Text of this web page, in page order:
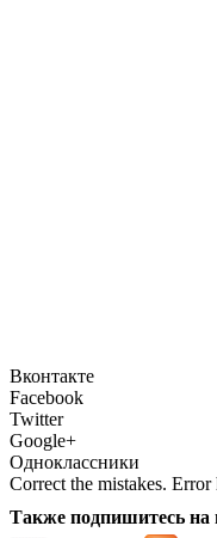
Вконтакте
Facebook
Twitter
Google+
Одноклассники
Correct the mistakes. Error
Также подпишитесь на